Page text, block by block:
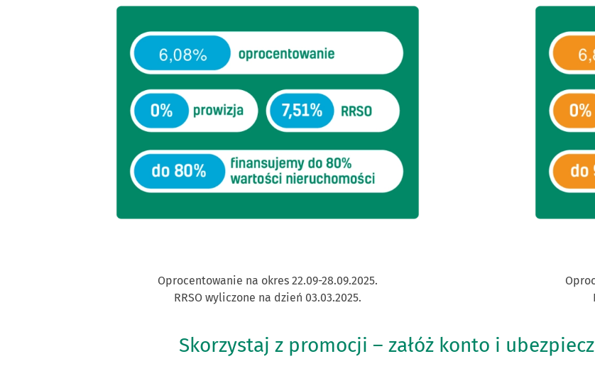
Oprocentowanie na okres 22.09-28.09.2025.
RRSO wyliczone na dzień 03.03.2025.
Skorzystaj z promocji – załóż konto i